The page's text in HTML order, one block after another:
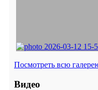
Посмотреть всю
Видео